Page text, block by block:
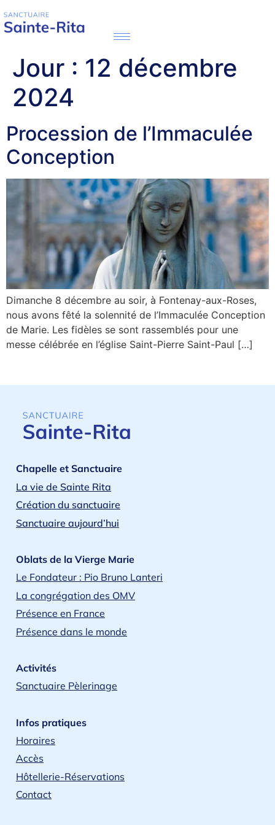
Jour : 12 décembre
2024
Procession de l’Immaculée
Conception
Dimanche 8 décembre au soir, à Fontenay-aux-Roses,
nous avons fêté la solennité de l’Immaculée Conception
de Marie. Les fidèles se sont rassemblés pour une
messe célébrée en l’église Saint-Pierre Saint-Paul […]
Chapelle et Sanctuaire
La vie de Sainte Rita
Création du sanctuaire
Sanctuaire aujourd’hui
Oblats de la Vierge Marie
Le Fondateur : Pio Bruno Lanteri
La congrégation des OMV
Présence en France
Présence dans le monde
Activités
Sanctuaire Pèlerinage
Infos pratiques
Horaires
Accès
Hôtellerie-Réservations
Contact